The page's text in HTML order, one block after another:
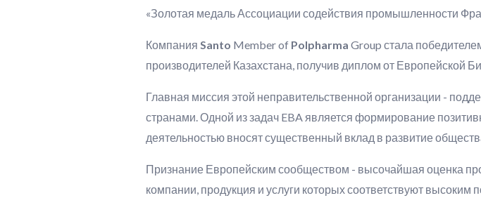
«Золотая медаль Ассоциации содействия промышленности
Компания Santo Member of Polpharma Group стала
производителей Казахстана, получив диплом от Европейской
Главная миссия этой неправительственной организации -
странами. Одной из задач EBA является формирование
деятельностью вносят существенный вклад в развитие
Признание Европейским сообществом - высочайшая оценка
компании, продукция и услуги которых соответствуют высоким